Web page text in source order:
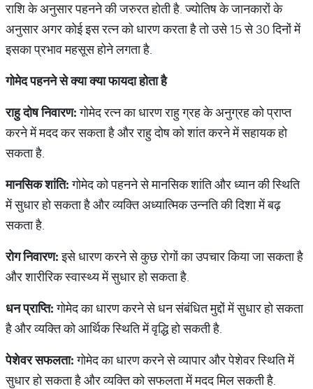
राशि के अनुसार पहनने की जरुरत होती है. ज्योतिष के जानकारों के
अनुसार अगर कोई इस रत्न को धारण करता है तो उसे 15 से 30 दिनों में
इसका प्रभाव महसूस होने लगता है.
गोमेदपहननेसेक्याक्याफायदाहोताहै
राहुदोषनिवारण:गोमेद रत्न का धारण राहु ग्रह के अनुग्रह को प्राप्त
करने में मदद कर सकता है और राहु दोष को शांत करने में सहायक हो
सकता है.
मानसिकशांति:गोमेद को पहनने से मानसिक शांति और ध्यान की स्थिति
में सुधार हो सकता है और व्यक्ति अध्यात्मिक उन्नति की दिशा में बढ़
सकता है.
रोगनिवारण:इसे धारण करने से कुछ रोगों का उपचार किया जा सकता है
और शारीरिक स्वास्थ्य में सुधार हो सकता है.
धनप्राप्ति:गोमेद का धारण करने से धन संबंधित मुद्दों में सुधार हो सकता
है और व्यक्ति को आर्थिक स्थिति में वृद्धि हो सकती है.
पेशेवरसफलता:गोमेद का धारण करने से व्यापार और पेशेवर स्थिति में
सुधार हो सकता है और व्यक्ति को सफलता में मदद मिल सकती है.